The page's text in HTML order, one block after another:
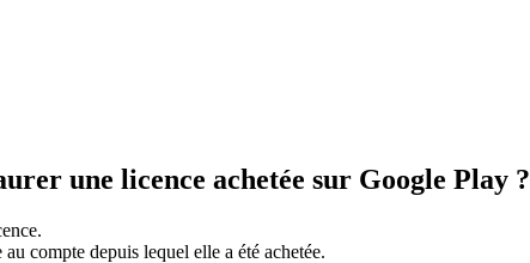
une licence achetée sur Google Play ?
compte depuis lequel elle a été achetée.